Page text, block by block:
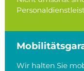
Wir halten Sie